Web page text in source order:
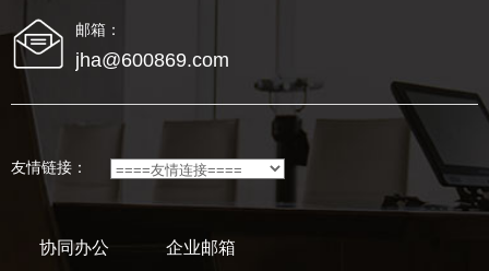
邮箱：
jha@600869.com
友情链接：
协同办公 企业邮箱